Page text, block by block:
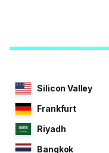
Silicon Valley
Frankfurt
Riyadh
Bangkok